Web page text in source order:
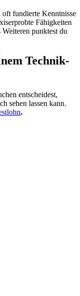
fundierte Kenntnisse
Fähigkeiten
punktest du
Technik-
entscheidest,
sehen lassen kann.
.